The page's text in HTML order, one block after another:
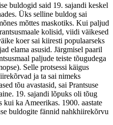
buldogid said 19. sajandi keskel
Üks selline buldog sai
mõttes maskotiks. Kui paljud
kolisid, viidi väikesed
koer sai kiiresti populaarseks
elama asusid. Järgmisel paaril
paljude teiste tõugudega
Selle protsessi käigus
ja ta sai nimeks
tõu avastasid, sai Prantsuse
19. sajandi lõpuks oli tõug
kui ka Ameerikas. 1900. aastate
buldogite fännid nahkhiirekõrvu